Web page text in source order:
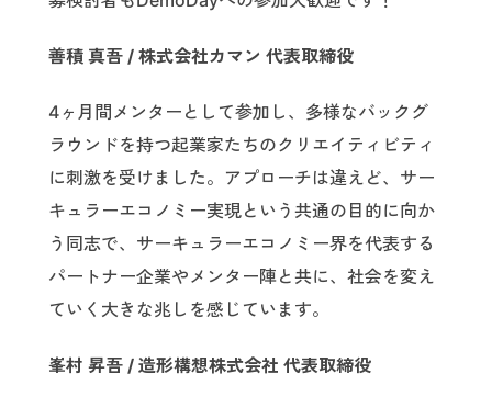
善積 真吾 / 株式会社カマン 代表取締役
4ヶ月間メンターとして参加し、多様なバックグ
ラウンドを持つ起業家たちのクリエイティビティ
に刺激を受けました。アプローチは違えど、サー
キュラーエコノミー実現という共通の目的に向か
う同志で、サーキュラーエコノミー界を代表する
パートナー企業やメンター陣と共に、社会を変え
ていく大きな兆しを感じています。
峯村 昇吾 / 造形構想株式会社 代表取締役